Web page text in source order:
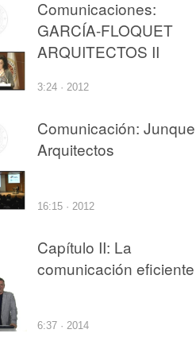
Comunicaciones:
GARCÍA-FLOQUET
ARQUITECTOS II
3:24 · 2012
Comunicación:
Arquitectos
16:15 · 2012
Capítulo II: La
comunicación eficiente
6:37 · 2014